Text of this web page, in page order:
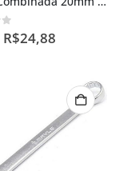
5
R$24,88